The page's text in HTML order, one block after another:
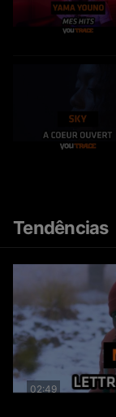
Tendências
02:49